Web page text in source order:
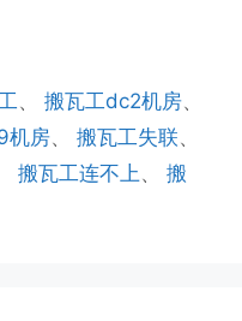
、搬瓦工dc2机房、
机房、 搬瓦工失联、
搬瓦工连不上、 搬